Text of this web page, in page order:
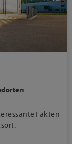
Fakten